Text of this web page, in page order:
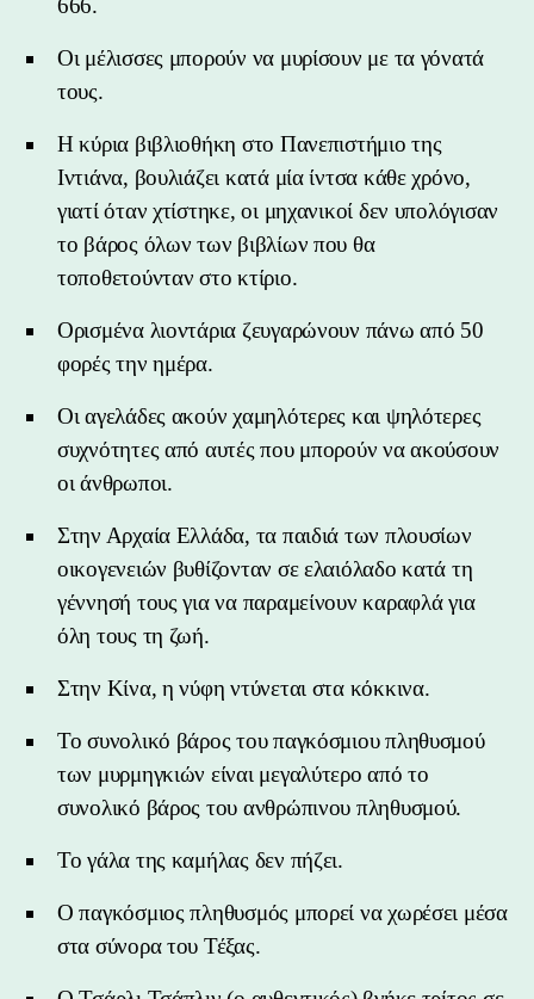
Οι μέλισσες μπορούν να μυρίσουν με τα γόνατά
τους.
Η κύρια βιβλιοθήκη στο Πανεπιστήμιο της
Ιντιάνα, βουλιάζει κατά μία ίντσα κάθε χρόνο,
γιατί όταν χτίστηκε, οι μηχανικοί δεν υπολόγισαν
το βάρος όλων των βιβλίων που θα
τοποθετούνταν στο κτίριο.
Ορισμένα λιοντάρια ζευγαρώνουν πάνω από 50
φορές την ημέρα.
Οι αγελάδες ακούν χαμηλότερες και ψηλότερες
συχνότητες από αυτές που μπορούν να ακούσουν
οι άνθρωποι.
Στην Αρχαία Ελλάδα, τα παιδιά των πλουσίων
οικογενειών βυθίζονταν σε ελαιόλαδο κατά τη
γέννησή τους για να παραμείνουν καραφλά για
όλη τους τη ζωή.
Στην Κίνα, η νύφη ντύνεται στα κόκκινα.
Το συνολικό βάρος του παγκόσμιου πληθυσμού
των μυρμηγκιών είναι μεγαλύτερο από το
συνολικό βάρος του ανθρώπινου πληθυσμού.
Το γάλα της καμήλας δεν πήζει.
Ο παγκόσμιος πληθυσμός μπορεί να χωρέσει μέσα
στα σύνορα του Τέξας.